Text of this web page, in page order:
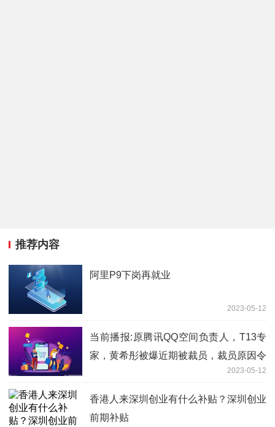
推荐内容
阿里P9下岗再就业
2023-05-12
当前播报:原腾讯QQ空间负责人，T13专
家，黄希彤被爆近期被裁员，裁员原因令
2023-05-12
香港人来深圳创业有什么补贴？深圳创业
前期补贴